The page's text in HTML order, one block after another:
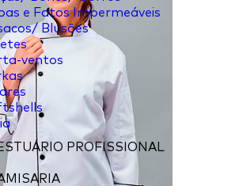
e Fatos Impermeáveis
Blusões
ventos
PROFISSIONAL